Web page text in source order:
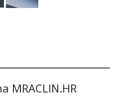
MRACLIN.HR